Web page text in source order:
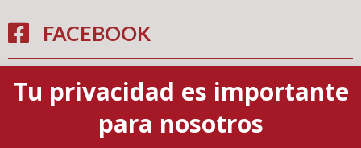
FACEBOOK
Tu privacidad es importante
para nosotros